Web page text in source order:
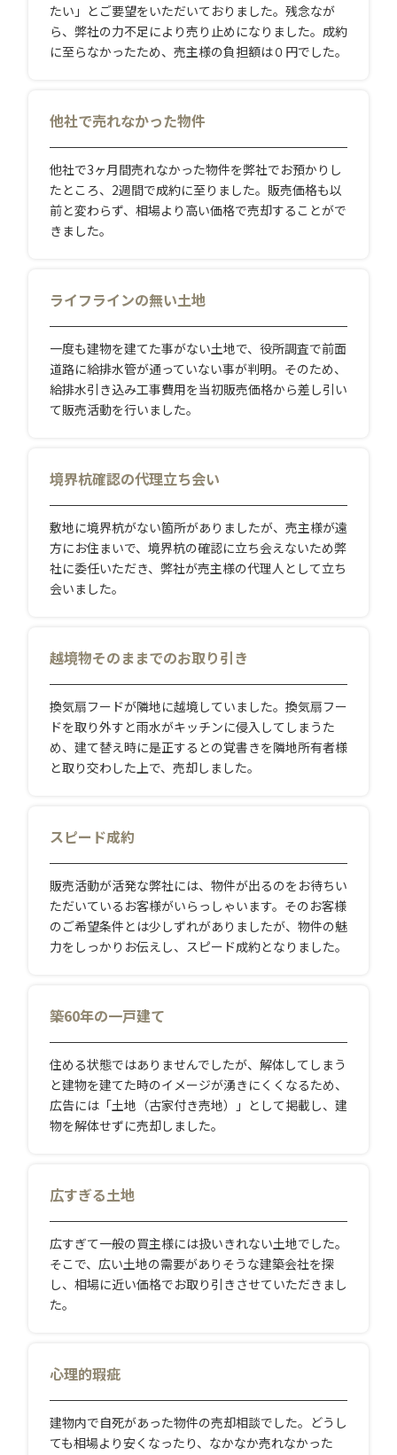
たい」とご要望をいただいておりました。残念なが
ら、弊社の力不足により売り止めになりました。成約
に至らなかったため、売主様の負担額は０円でした。
他社で売れなかった物件
他社で3ヶ月間売れなかった物件を弊社でお預かりし
たところ、2週間で成約に至りました。販売価格も以
前と変わらず、相場より高い価格で売却することがで
きました。
ライフラインの無い土地
一度も建物を建てた事がない土地で、役所調査で前面
道路に給排水管が通っていない事が判明。そのため、
給排水引き込み工事費用を当初販売価格から差し引い
て販売活動を行いました。
境界杭確認の代理立ち会い
敷地に境界杭がない箇所がありましたが、売主様が遠
方にお住まいで、境界杭の確認に立ち会えないため弊
社に委任いただき、弊社が売主様の代理人として立ち
会いました。
越境物そのままでのお取り引き
換気扇フードが隣地に越境していました。換気扇フー
ドを取り外すと雨水がキッチンに侵入してしまうた
め、建て替え時に是正するとの覚書きを隣地所有者様
と取り交わした上で、売却しました。
スピード成約
販売活動が活発な弊社には、物件が出るのをお待ちい
ただいているお客様がいらっしゃいます。そのお客様
のご希望条件とは少しずれがありましたが、物件の魅
力をしっかりお伝えし、スピード成約となりました。
築60年の一戸建て
住める状態ではありませんでしたが、解体してしまう
と建物を建てた時のイメージが湧きにくくなるため、
広告には「土地（古家付き売地）」として掲載し、建
物を解体せずに売却しました。
広すぎる土地
広すぎて一般の買主様には扱いきれない土地でした。
そこで、広い土地の需要がありそうな建築会社を探
し、相場に近い価格でお取り引きさせていただきまし
た。
心理的瑕疵
建物内で自死があった物件の売却相談でした。どうし
ても相場より安くなったり、なかなか売れなかった